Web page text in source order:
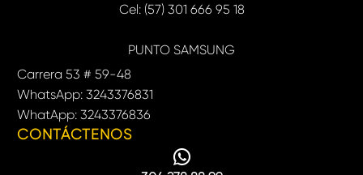
Cel: (57) 301 666 95 18
PUNTO SAMSUNG
Carrera 53 # 59-48
WhatsApp: 3243376831
WhatApp: 3243376836
CONTÁCTENOS